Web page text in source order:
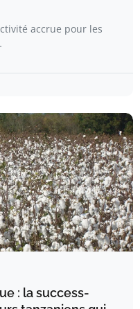
accrue pour les
: la success-